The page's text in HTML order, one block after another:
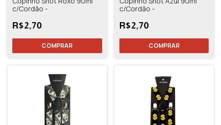
c/Cordão -
R$2,70
c/Cordão -
R$2,70